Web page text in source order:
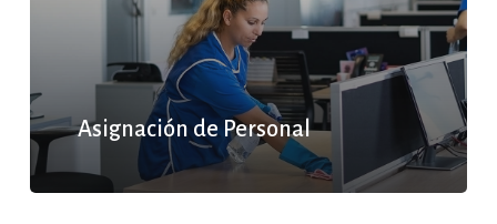
Asignación de Personal